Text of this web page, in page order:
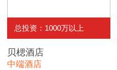
总投资：1000万以上
贝楒酒店
中端酒店